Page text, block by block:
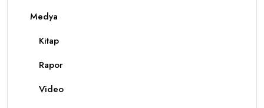
Medya
Kitap
Rapor
Video